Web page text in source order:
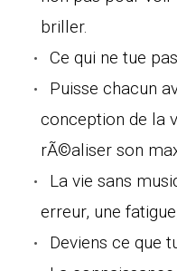
briller.
Ce qui ne tue
Puisse chacun
conception de la
rÃ©aliser son
La vie sans
erreur, une
Deviens ce que